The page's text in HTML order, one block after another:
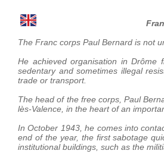
The Franc corps Paul Bernard is not
He achieved organisation in
sedentary and sometimes illegal
trade or transport.
The head of the free corps, Paul
lès-Valence, in the heart of an
In October 1943, he comes into
end of the year, the first sabotage
institutional buildings, such as the